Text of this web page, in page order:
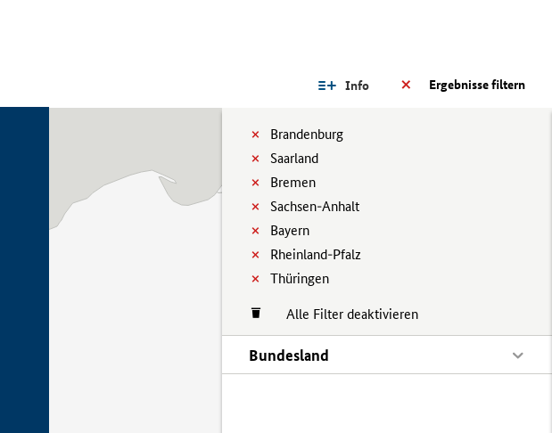
Ergebnisse filtern
Info
Brandenburg
Saarland
Bremen
Sachsen-Anhalt
Bayern
Rheinland-Pfalz
Thüringen
Alle Filter deaktivieren
Bundesland